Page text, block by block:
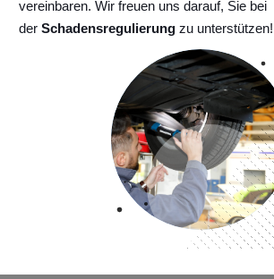
vereinbaren. Wir freuen uns darauf, Sie bei
der Schadensregulierung zu unterstützen!